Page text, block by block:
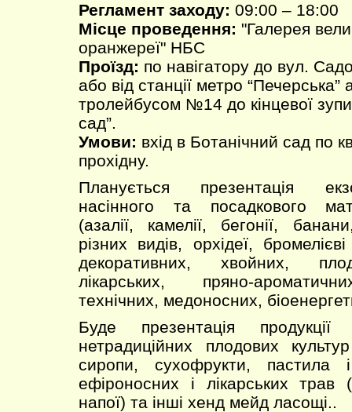
Регламент заходу: 09:00 – 18:00
Місце проведення: "Галерея
оранжереї" НБС
Проїзд: по навігатору до вул.
або від станції метро
тролейбусом №14 до кінцевої
сад”.
Умови: вхід в Ботанічний сад по
прохідну.
Планується презентація
насінного та посадкового
(азалії, камелії, бегонії,
різних видів, орхідеї,
декоративних, хвойних,
лікарських, пряно-
технічних, медоносних,
Буде презентація
нетрадиційних плодових
сиропи, сухофрукти, пастила
ефіроносних і лікарських трав
напої) та інші хенд мейд ласощі..